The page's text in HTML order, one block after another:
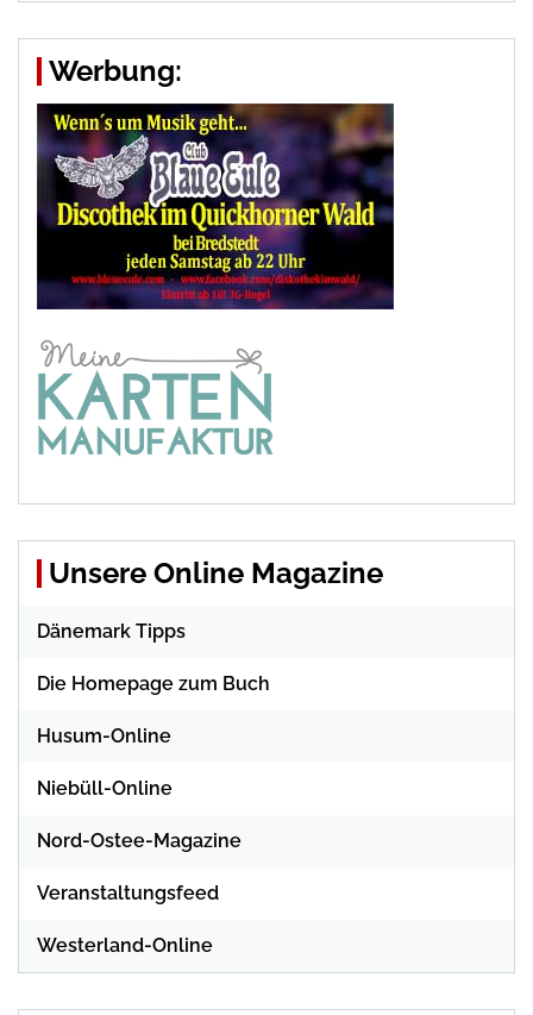
Werbung:
Unsere Online Magazine
Dänemark Tipps
Die Homepage zum Buch
Husum-Online
Niebüll-Online
Nord-Ostee-Magazine
Veranstaltungsfeed
Westerland-Online